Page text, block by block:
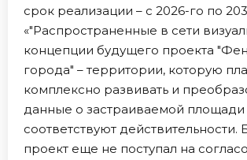
срок реализации – с 2026-го по
«"Распространенные в сети
концепции будущего проекта
города" – территории, которую
комплексно развивать и
данные о застраиваемой площади
соответствуют действительности.
проект еще не поступал на